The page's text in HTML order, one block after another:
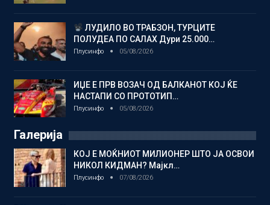
ЛУДИЛО ВО ТРАБЗОН, ТУРЦИТЕ
ПОЛУДЕА ПО САЛАХ Дури 25.000…
Плусинфо 05/08/2026
ИЏЕ Е ПРВ ВОЗАЧ ОД БАЛКАНОТ КОЈ ЌЕ
НАСТАПИ СО ПРОТОТИП…
Плусинфо 05/08/2026
Галерија
КОЈ Е МОЌНИОТ МИЛИОНЕР ШТО ЈА ОСВОИ
НИКОЛ КИДМАН? Мајкл…
Плусинфо 07/08/2026